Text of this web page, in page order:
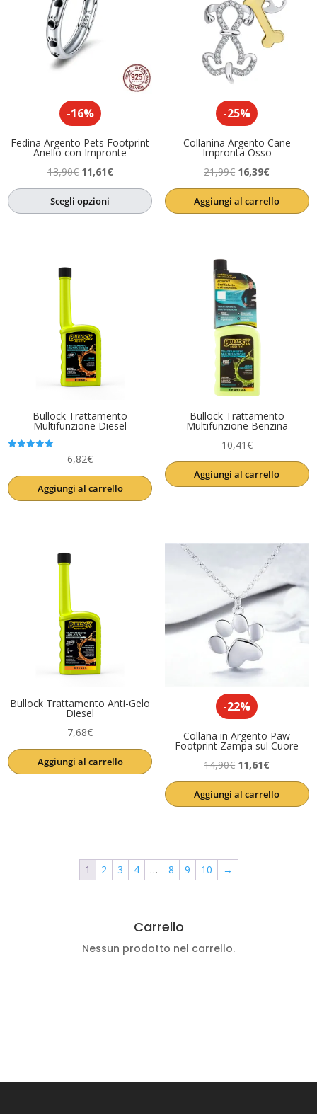
-16%
Fedina Argento Pets Footprint
Anello con Impronte
13,90€ Il
prezzo
originale
11,61€Il
prezzo
Scegli opzioni
-25%
Collanina Argento Cane
Impronta Osso
21,99€ Il
prezzo
originale
16,39€Il
prezzo
attuale
Aggiungi al carrello
Bullock Trattamento
Multifunzione Diesel
6,82€
Aggiungi al carrello
Bullock Trattamento
Multifunzione Benzina
10,41€
Aggiungi al carrello
Bullock Trattamento Anti-Gelo
Diesel
7,68€
Aggiungi al carrello
-22%
Collana in Argento Paw
Footprint Zampa sul Cuore
14,90€ Il
prezzo
originale
11,61€Il
prezzo
attuale
Aggiungi al carrello
1 2 3 4 … 8 9 10 →
Carrello
Nessun prodotto nel carrello.